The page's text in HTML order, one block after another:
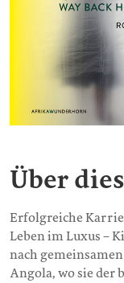
Über
Erfolgreiche
Leben im Luxus –
nach
Angola, wo sie der